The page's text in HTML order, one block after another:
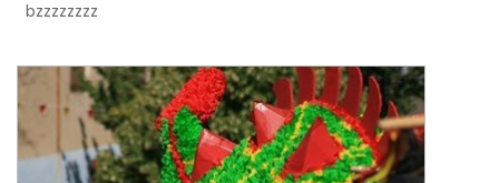
bzzzzzzzz